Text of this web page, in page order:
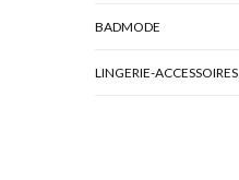
BADMODE
LINGERIE-ACCESSOIRES